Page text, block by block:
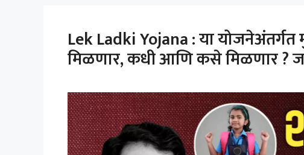
Lek Ladki Yojana : या योजनेअंतर्गत
मिळणार, कधी आणि कसे मिळणार ?